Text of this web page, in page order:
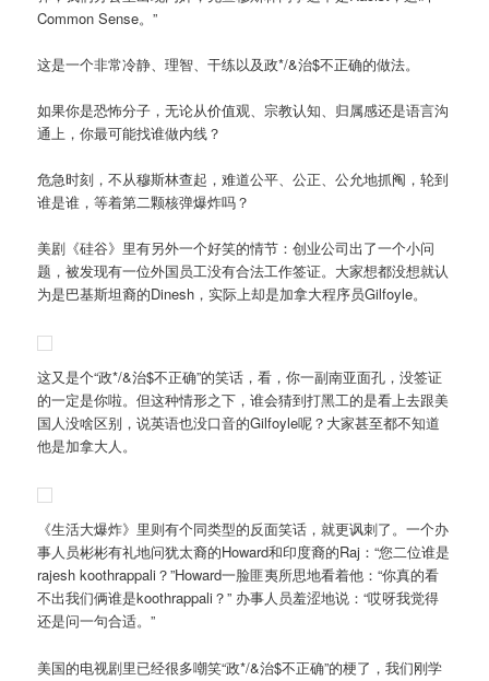
Common Sense。”
这是一个非常冷静、理智、干练以及政*/&治$不正确的做法。
如果你是恐怖分子，无论从价值观、宗教认知、归属感还是语言沟
通上，你最可能找谁做内线？
危急时刻，不从穆斯林查起，难道公平、公正、公允地抓阄，轮到
谁是谁，等着第二颗核弹爆炸吗？
美剧《硅谷》里有另外一个好笑的情节：创业公司出了一个小问
题，被发现有一位外国员工没有合法工作签证。大家想都没想就认
为是巴基斯坦裔的Dinesh，实际上却是加拿大程序员Gilfoyle。
这又是个“政*/&治$不正确”的笑话，看，你一副南亚面孔，没签证
的一定是你啦。但这种情形之下，谁会猜到打黑工的是看上去跟美
国人没啥区别，说英语也没口音的Gilfoyle呢？大家甚至都不知道
他是加拿大人。
《生活大爆炸》里则有个同类型的反面笑话，就更讽刺了。一个办
事人员彬彬有礼地问犹太裔的Howard和印度裔的Raj：“您二位谁是
rajesh koothrappali？”Howard一脸匪夷所思地看着他：“你真的看
不出我们俩谁是koothrappali？” 办事人员羞涩地说：“哎呀我觉得
还是问一句合适。”
美国的电视剧里已经很多嘲笑“政*/&治$不正确”的梗了，我们刚学